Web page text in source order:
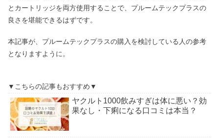
とカートリッジを両方使用することで、プルームテックプラスの
良さを堪能できるはずです。
本記事が、プルームテックプラスの購入を検討している人の参考
となりますように。
▼こちらの記事もおすすめ▼
ヤクルト1000飲みすぎは体に悪い？効
果なし・下痢になる口コミは本当？